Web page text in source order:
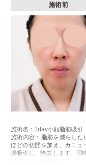
施術前
施術名：1day小顔脂肪吸引
施術内容：脂肪を減らし
ほどの切開を加え、カニュ
接吸引し、除去します。同
目立たない部分から皮下